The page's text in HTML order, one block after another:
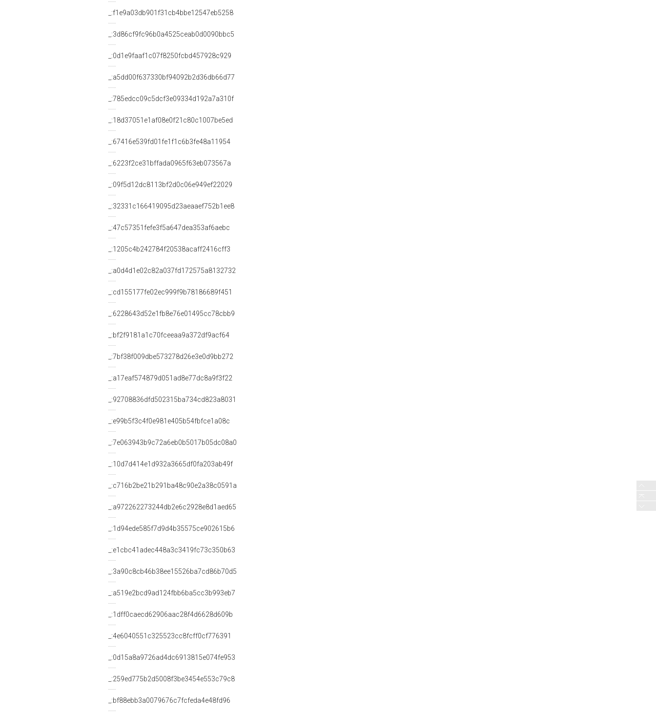
_:f1e9a03db901f31cb4bbe12547eb5258
_:3d86cf9fc96b0a4525ceab0d0090bbc5
_:0d1e9faaf1c07f8250fcbd457928c929
_:a5dd00f637330bf94092b2d36db66d77
_:785edcc09c5dcf3e09334d192a7a310f
_:18d37051e1af08e0f21c80c1007be5ed
_:67416e539fd01fe1f1c6b3fe48a11954
_:6223f2ce31bffada0965f63eb073567a
_:09f5d12dc8113bf2d0c06e949ef22029
_:32331c166419095d23aeaaef752b1ee8
_:47c57351fefe3f5a647dea353af6aebc
_:1205c4b242784f20538acaff2416cff3
_:a0d4d1e02c82a037fd172575a8132732
_:cd155177fe02ec999f9b78186689f451
_:6228643d52e1fb8e76e01495cc78cbb9
_:bf2f9181a1c70fceeaa9a372df9acf64
_:7bf38f009dbe573278d26e3e0d9bb272
_:a17eaf574879d051ad8e77dc8a9f3f22
_:92708836dfd502315ba734cd823a8031
_:e99b5f3c4f0e981e405b54fbfce1a08c
_:7e063943b9c72a6eb0b5017b05dc08a0
_:10d7d414e1d932a3665df0fa203ab49f
_:c716b2be21b291ba48c90e2a38c0591a
_:a972262273244db2e6c2928e8d1aed65
_:1d94ede585f7d9d4b35575ce902615b6
_:e1cbc41adec448a3c3419fc73c350b63
_:3a90c8cb46b38ee15526ba7cd86b70d5
_:a519e2bcd9ad124fbb6ba5cc3b993eb7
_:1dff0caecd62906aac28f4d6628d609b
_:4e6040551c325523cc8fcff0cf776391
_:0d15a8a9726ad4dc6913815e074fe953
_:259ed775b2d5008f3be3454e553c79c8
_:bf88ebb3a0079676c7fcfeda4e48fd96